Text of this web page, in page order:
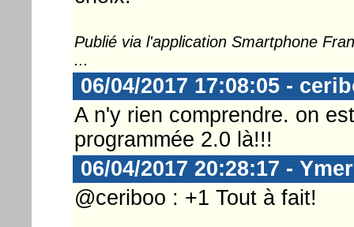
Publié via l'application Smartphone
...
06/04/2017 17:08:05 -
A n'y rien comprendre. on
programmée 2.0 là!!!
06/04/2017 20:28:17 -
@ceriboo : +1 Tout à fait!